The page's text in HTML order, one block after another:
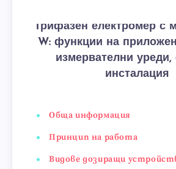
Трифазен електромер с
W: функции на
измервателни уреди,
инсталация
Обща информация
Принцип на работа
Видове дозиращи